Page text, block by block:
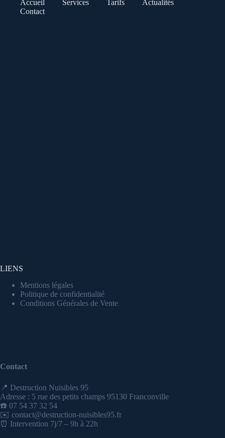
Accueil Services Tarifs
Actualités
Contact
LIENS
Mentions légales
Politique de confidentialité
Conditions Générales de Vente
Contact
📍 Destruction Nuisibles 95
Adresse : 5 rue des petits champs 95130 Franconville
☎️ 07 54 37 32 54
✉️ contact@destruction-nuisibles95.fr
⏰ Intervention 7j/7 – 9h à 22h